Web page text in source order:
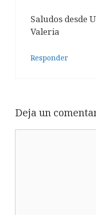
Saludos desde
Valeria
Responder
Deja un